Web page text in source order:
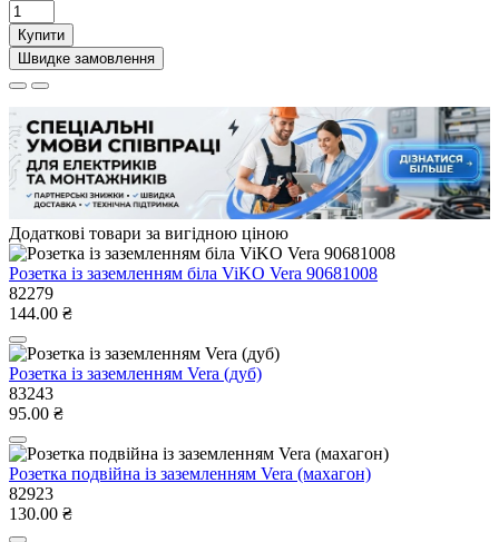
Купити
Швидке замовлення
Додаткові товари за вигідною ціною
Розетка із заземленням біла ViKO Vera 90681008
82279
144.00 ₴
Розетка із заземленням Vera (дуб)
83243
95.00 ₴
Розетка подвійна із заземленням Vera (махагон)
82923
130.00 ₴